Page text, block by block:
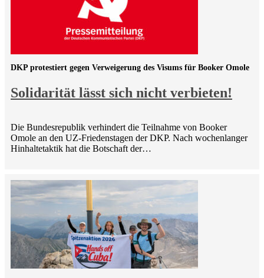
Solidarität lässt sich nicht verbieten!
DKP protestiert gegen Verweigerung des Visums für Booker Omole
Die Bundesrepublik verhindert die Teilnahme von Booker
Omole an den UZ-Friedenstagen der DKP. Nach wochenlanger
Hinhaltetaktik hat die Botschaft der…